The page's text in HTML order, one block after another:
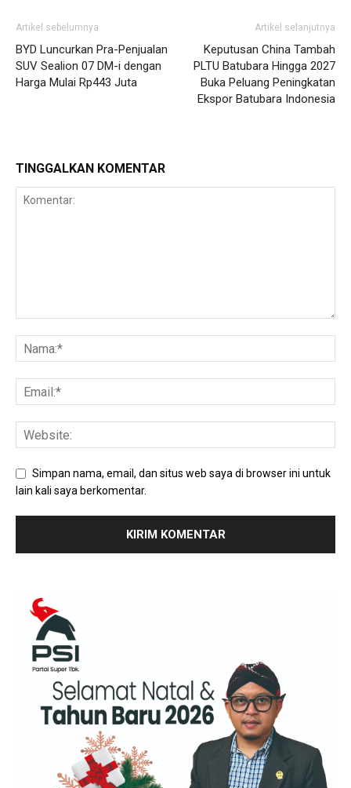
Artikel sebelumnya
BYD Luncurkan Pra-Penjualan
SUV Sealion 07 DM-i dengan
Harga Mulai Rp443 Juta
Artikel selanjutnya
Keputusan China Tambah
PLTU Batubara Hingga 2027
Buka Peluang Peningkatan
Ekspor Batubara Indonesia
TINGGALKAN KOMENTAR
Simpan nama, email, dan situs web saya di browser ini untuk
lain kali saya berkomentar.